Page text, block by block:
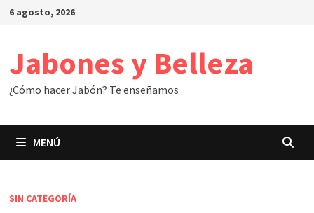
Saltar
6 agosto, 2026
Jabones y Belleza
¿Cómo hacer Jabón? Te enseñamos
MENÚ
SIN CATEGORÍA